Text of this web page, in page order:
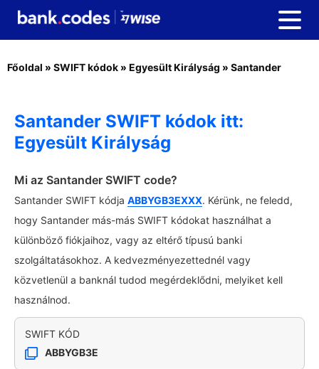
Főoldal » SWIFT kódok » Egyesült Királyság » Santander
Santander SWIFT kódok itt:
Egyesült Királyság
Mi az Santander SWIFT code?
Santander SWIFT kódja ABBYGB3EXXX. Kérünk, ne feledd,
hogy Santander más-más SWIFT kódokat használhat a
különböző fiókjaihoz, vagy az eltérő típusú banki
szolgáltatásokhoz. A kedvezményezettednél vagy
közvetlenül a banknál tudod megérdeklődni, melyiket kell
használnod.
SWIFT KÓD
ABBYGB3E